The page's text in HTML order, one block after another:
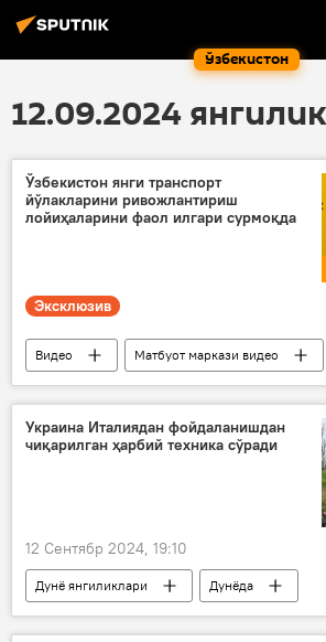
Ўзбекистон
12.09.2024
Ўзбекистон янги транспорт
йўлакларини ривожлантириш
лойиҳаларини фаол илгари сурмоқда
Эксклюзив
Видео
Матбуот маркази видео
Ўзбекистон
транспорт
Украина Италиядан фойдаланишдан
чиқарилган ҳарбий техника сўради
12 Сентябр 2024, 19:10
Дунё янгиликлари
Дунёда
Украина
Европа
қурол-яроғ